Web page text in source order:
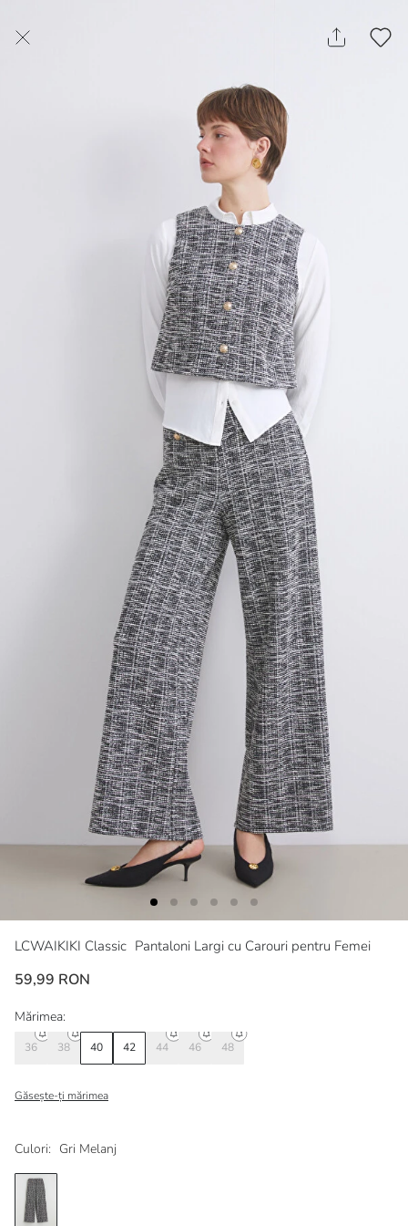
LCWAIKIKI Classic Pantaloni Largi cu Carouri pentru Femei
59,99 RON
Culori: Gri Melanj
Mărimea:
36 38 40 42 44 46 48
Găsește-ți mărimea